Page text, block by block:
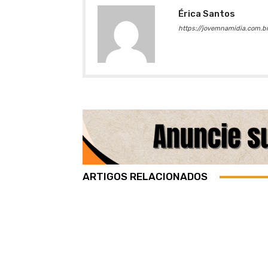
Érica Santos
https://
ARTIGOS RELACIONADOS